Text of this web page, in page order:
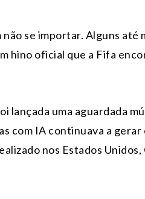
se importar. Alguns
hino oficial que a Fifa
lançada uma aguardada
com IA continuava a
nos Estados